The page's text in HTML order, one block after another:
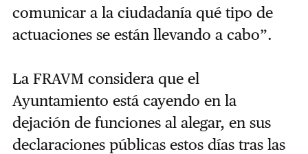
comunicar a la ciudadanía qué tipo de
actuaciones se están llevando a cabo”.
La FRAVM considera que el
Ayuntamiento está cayendo en la
dejación de funciones al alegar, en sus
declaraciones públicas estos días tras las